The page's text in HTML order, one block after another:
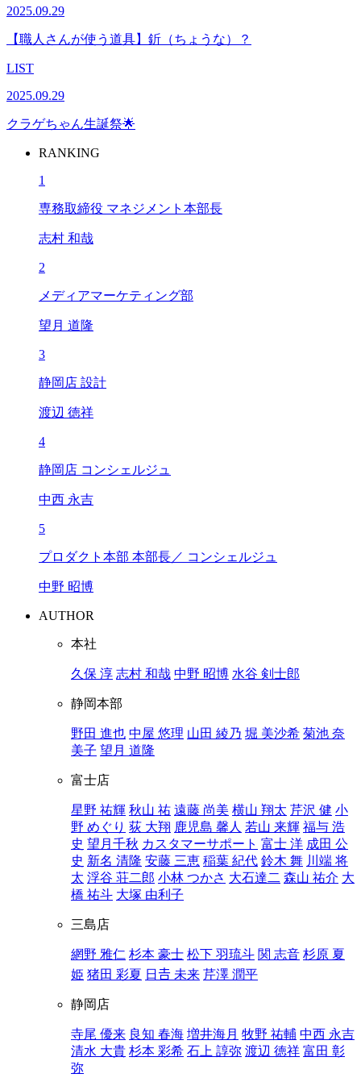
2025.09.29
【職人さんが使う道具】釿（ちょうな）？
LIST
2025.09.29
クラゲちゃん生誕祭🌟
RANKING
1
専務取締役 マネジメント本部長
志村 和哉
2
メディアマーケティング部
望月 道隆
3
静岡店 設計
渡辺 徳祥
4
静岡店 コンシェルジュ
中西 永吉
5
プロダクト本部 本部長／ コンシェルジュ
中野 昭博
AUTHOR
本社
久保 淳 志村 和哉 中野 昭博 水谷 剣士郎
静岡本部
野田 進也 中屋 悠理 山田 綾乃 堀 美沙希 菊池 奈
美子 望月 道隆
富士店
星野 祐輝 秋山 祐 遠藤 尚美 横山 翔太 芹沢 健 小
野 めぐり 荻 大翔 鹿児島 馨人 若山 来輝 福与 浩
史 望月千秋 カスタマーサポート 富士 洋 成田 公
史 新名 清隆 安藤 三恵 稲葉 紀代 鈴木 舞 川端 将
太 浮谷 荘二郎 小林 つかさ 大石達二 森山 祐介 大
橋 祐斗 大塚 由利子
三島店
網野 雅仁 杉本 豪士 松下 羽琉斗 関 志音 杉原 夏
姫 猪田 彩夏 日𠮷 未来 芹澤 潤平
静岡店
寺尾 優来 良知 春海 増井海月 牧野 祐輔 中西 永吉
清水 大貴 杉本 彩希 石上 諄弥 渡辺 徳祥 富田 彰
弥